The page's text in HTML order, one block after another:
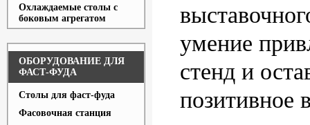
Охлаждаемые столы с
боковым агрегатом
ОБОРУДОВАНИЕ ДЛЯ
ФАСТ-ФУДА
Столы для фаст-фуда
Фасовочная станция
умение
стенд и
позитивное